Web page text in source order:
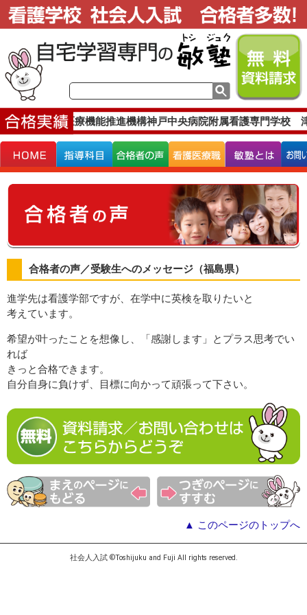
法人地域医療機能推進機構神戸中央病院附属看護専門学校
合格者の声／受験生へのメッセージ（福島県）
進学先は看護学部ですが、在学中に英検を取りたいと
考えています。
希望が叶ったことを想像し、「感謝します」とプラス思考でい
れば
きっと合格できます。
自分自身に負けず、目標に向かって頑張って下さい。
▲ このページのトップへ
社会人入試 ©Toshijuku and Fuji All rights reserved.